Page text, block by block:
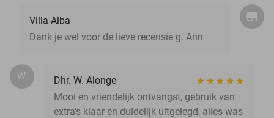
Villa Alba
Dank je wel voor de lieve recensie g. Ann
W.
Dhr. W. Alonge
Mooi en vriendelijk ontvangst, gebruik van
extra's klaar en duidelijk uitgelegd, alles was